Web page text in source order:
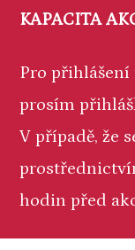
KAPACITA
Pro
prosím
V případě, že
hodin před